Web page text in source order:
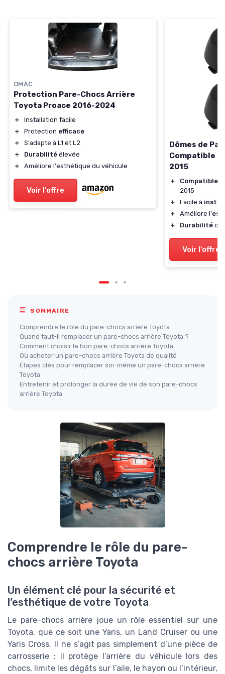
OMAC
Protection Pare-Chocs Arrière
Toyota Proace 2016-2024
＋
Installation facile
＋
Protection efficace
＋
S'adapte à L1 et L2
＋
Durabilité élevée
＋
Améliore l'esthétique du véhicule
Voir l'offre
Dômes de
Compatible
2015
＋ Compatible
2015
＋
Facile à
＋
Améliore l'
＋
Durabilité du
Voir l'offre
SOMMAIRE
Comprendre le rôle du pare-chocs arrière Toyota
Quand faut-il remplacer un pare-chocs arrière Toyota ?
Comment choisir le bon pare-chocs arrière Toyota
Où acheter un pare-chocs arrière Toyota de qualité
Étapes clés pour remplacer soi-même un pare-chocs arrière
Toyota
Entretenir et prolonger la durée de vie de son pare-chocs
arrière Toyota
Comprendre le rôle du pare-
chocs arrière Toyota
Un élément clé pour la sécurité et
l’esthétique de votre Toyota
Le pare-chocs arrière joue un rôle essentiel sur une
Toyota, que ce soit une Yaris, un Land Cruiser ou une
Yaris Cross. Il ne s’agit pas simplement d’une pièce de
carrosserie : il protège l’arrière du véhicule lors des
chocs, limite les dégâts sur l’aile, le hayon ou l’intérieur,